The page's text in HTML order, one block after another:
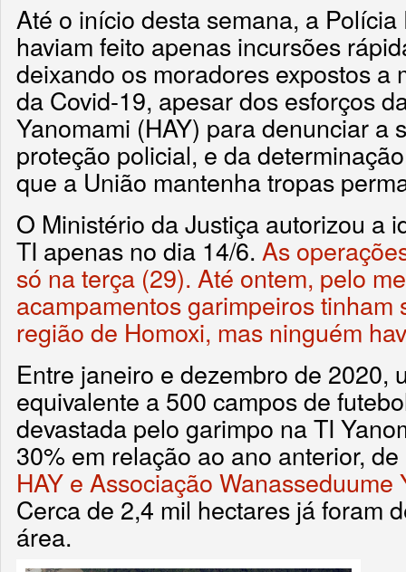
Até o início desta semana, a
haviam feito apenas incursões
deixando os moradores expostos a
da Covid-19, apesar dos esforços
Yanomami (HAY) para denunciar a
proteção policial, e da
que a União mantenha tropas
O Ministério da Justiça autorizou a
TI apenas no dia 14/6. As
só na terça (29). Até ontem, pelo
acampamentos garimpeiros tinham
região de Homoxi, mas ninguém
Entre janeiro e dezembro de 2020,
equivalente a 500 campos de
devastada pelo garimpo na TI
30% em relação ao ano anterior,
HAY e Associação Wanasseduume
Cerca de 2,4 mil hectares já foram
área.